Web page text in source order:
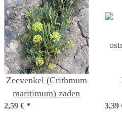
Zeevenkel (Crithmum
maritimum) zaden
2,59 € * 3,39